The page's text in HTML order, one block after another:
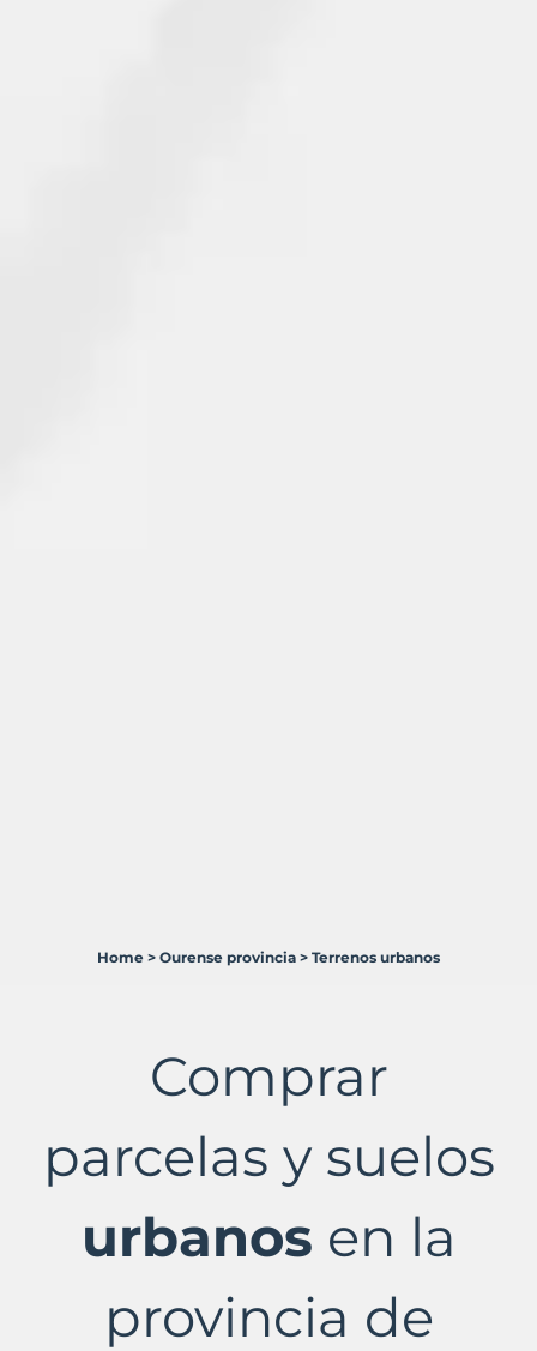
Murbalands
Home > Ourense provincia > Terrenos urbanos
Comprar
parcelas y suelos
urbanos en la
provincia de